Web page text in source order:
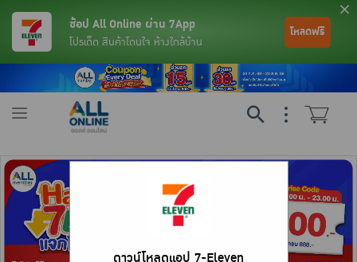
ช้อป All Online ผ่าน 7App
โปรเด็ด สินค้าโดนใจ ห้างใกล้บ้าน
โหลดฟรี
Toggle